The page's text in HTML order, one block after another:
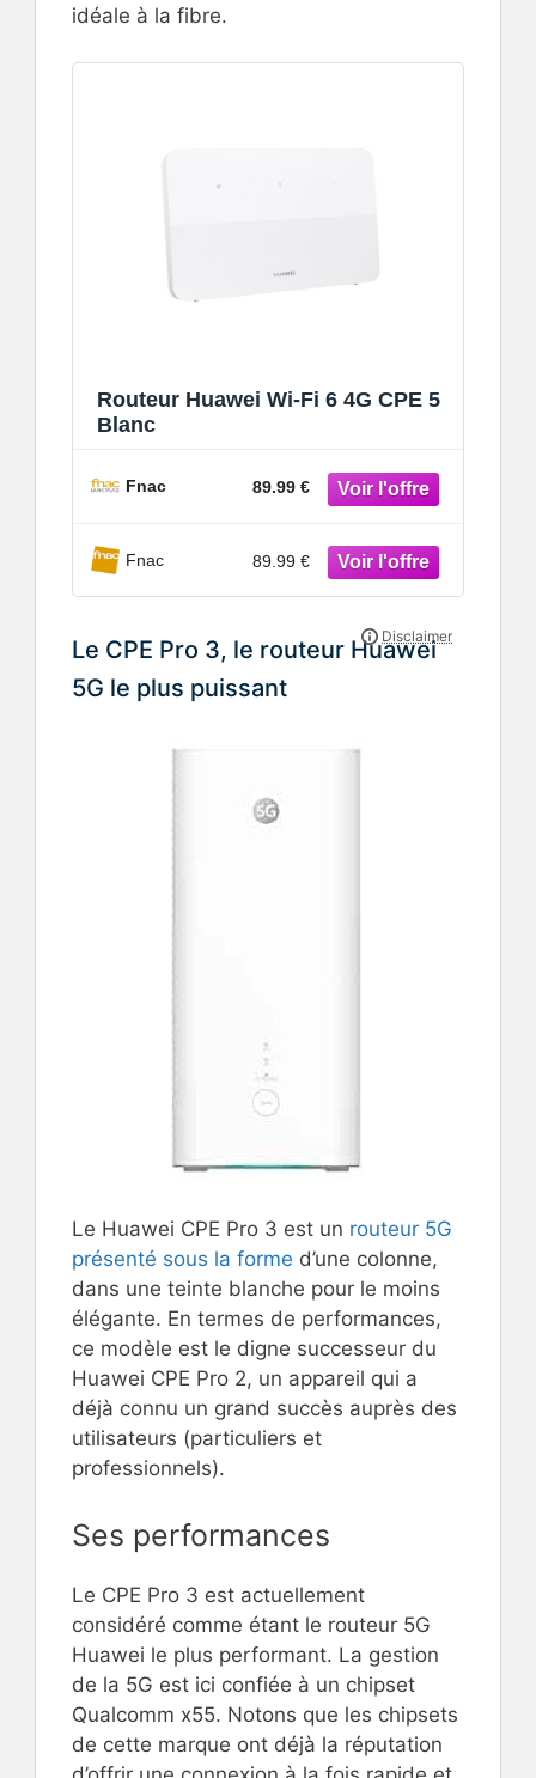
idéale à la fibre.
Routeur Huawei Wi-Fi 6 4G CPE 5
Blanc
Fnac 89.99 €
Fnac 89.99 €
Le CPE Pro 3, le routeur Huawei
5G le plus puissant
Le Huawei CPE Pro 3 est un routeur 5G
présenté sous la forme d’une colonne,
dans une teinte blanche pour le moins
élégante. En termes de performances,
ce modèle est le digne successeur du
Huawei CPE Pro 2, un appareil qui a
déjà connu un grand succès auprès des
utilisateurs (particuliers et
professionnels).
Ses performances
Le CPE Pro 3 est actuellement
considéré comme étant le routeur 5G
Huawei le plus performant. La gestion
de la 5G est ici confiée à un chipset
Qualcomm x55. Notons que les chipsets
de cette marque ont déjà la réputation